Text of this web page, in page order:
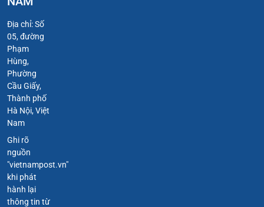
Địa chỉ: Số
05, đường
Phạm
Hùng,
Phường
Cầu Giấy,
Thành phố
Hà Nội, Việt
Nam
Ghi rõ
nguồn
"vietnampost.vn"
khi phát
hành lại
thông tin từ